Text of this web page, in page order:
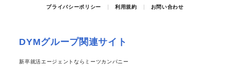
プライバシーポリシー
利用規約 お問い合わせ
DYMグループ関連サイト
新卒就活エージェントならミーツカンパニー